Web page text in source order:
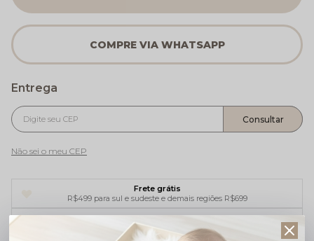
Não sei o meu CEP
Frete grátis
R$499 para sul e sudeste e demais regiões R$699
5% de desconto no